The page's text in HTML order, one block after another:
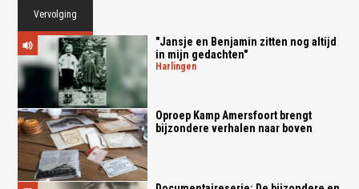
Vervolging
"Jansje en Benjamin zitten nog altijd
in mijn gedachten"
harlingen
Oproep Kamp Amersfoort brengt
bijzondere verhalen naar boven